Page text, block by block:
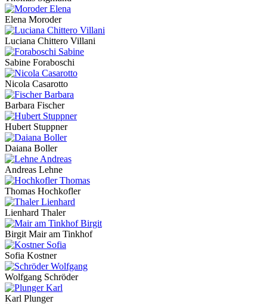
Elena Moroder
Luciana Chittero Villani
Sabine Foraboschi
Nicola Casarotto
Barbara Fischer
Hubert Stuppner
Daiana Boller
Andreas Lehne
Thomas Hochkofler
Lienhard Thaler
Birgit Mair am Tinkhof
Sofia Kostner
Wolfgang Schröder
Karl Plunger